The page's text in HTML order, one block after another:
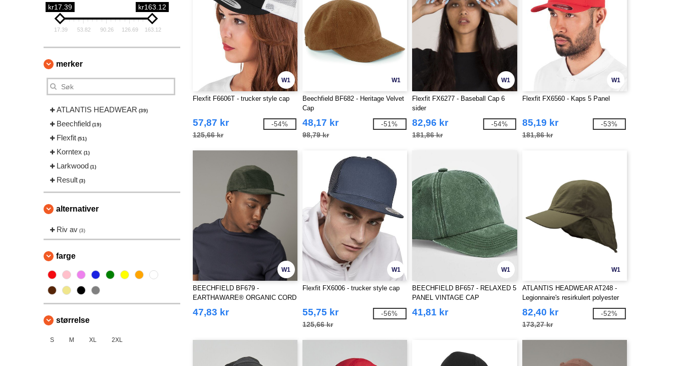
kr17.39 kr163.12
17.39 53.82 90.26 126.69 163.12
merker
ATLANTIS HEADWEAR (39)
Beechfield (19)
Flexfit (51)
Korntex (1)
Larkwood (1)
Result (3)
alternativer
Riv av (3)
farge
størrelse
S M XL 2XL
W1
Flexfit F6606T - trucker style cap
57,87 kr
125,66 kr
-54%
W1
Beechfield BF682 - Heritage Velvet
Cap
48,17 kr
98,79 kr
-51%
W1
Flexfit FX6277 - Baseball Cap 6
sider
82,96 kr
181,86 kr
-54%
W1
Flexfit FX6560 - Kaps 5 Panel
85,19 kr
181,86 kr
-53%
W1
BEECHFIELD BF679 -
EARTHAWARE® ORGANIC CORD
CAMPER CAP
47,83 kr
W1
Flexfit FX6006 - trucker style cap
55,75 kr
125,66 kr
-56%
W1
BEECHFIELD BF657 - RELAXED 5
PANEL VINTAGE CAP
41,81 kr
W1
ATLANTIS HEADWEAR AT248 -
Legionnaire's resirkulert polyester
cap
82,40 kr
173,27 kr
-52%